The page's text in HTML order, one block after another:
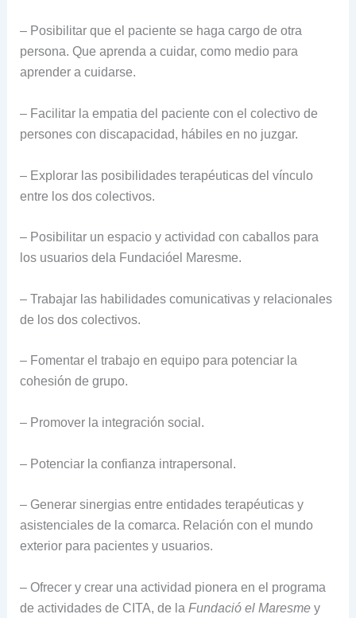
– Posibilitar que el paciente se haga cargo de otra
persona. Que aprenda a cuidar, como medio para
aprender a cuidarse.
– Facilitar la empatia del paciente con el colectivo de
persones con discapacidad, hábiles en no juzgar.
– Explorar las posibilidades terapéuticas del vínculo
entre los dos colectivos.
– Posibilitar un espacio y actividad con caballos para
los usuarios dela Fundacióel Maresme.
– Trabajar las habilidades comunicativas y relacionales
de los dos colectivos.
– Fomentar el trabajo en equipo para potenciar la
cohesión de grupo.
– Promover la integración social.
– Potenciar la confianza intrapersonal.
– Generar sinergias entre entidades terapéuticas y
asistenciales de la comarca. Relación con el mundo
exterior para pacientes y usuarios.
– Ofrecer y crear una actividad pionera en el programa
de actividades de CITA, de la Fundacióel Maresmey